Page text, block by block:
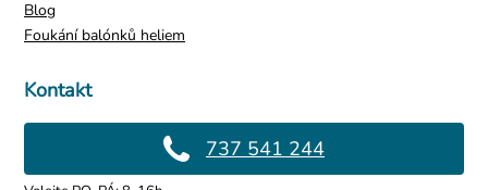
Kontakt
737 541 244
Blog
Foukání balónků heliem